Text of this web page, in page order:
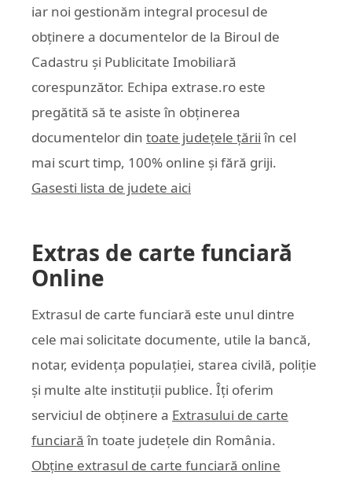
iar noi gestionăm integral procesul de
obținere a documentelor de la Biroul de
Cadastru și Publicitate Imobiliară
corespunzător. Echipa extrase.ro este
pregătită să te asiste în obținerea
documentelor din toate județele țării în cel
mai scurt timp, 100% online și fără griji.
Gasesti lista de judete aici
Extras de carte funciară
Online
Extrasul de carte funciară este unul dintre
cele mai solicitate documente, utile la bancă,
notar, evidența populației, starea civilă, poliție
și multe alte instituții publice. Îți oferim
serviciul de obținere a Extrasului de carte
funciară în toate județele din România.
Obține extrasul de carte funciară online